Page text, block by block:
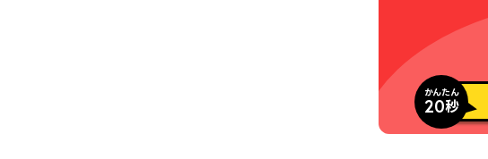
かんたん
20秒